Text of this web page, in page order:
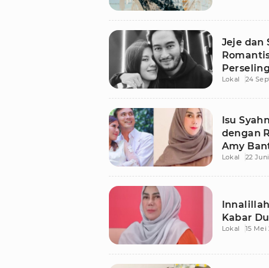
Jeje dan
Qanita
Lokal 24
Isu
dengan
Amy
Lokal 22
Kabar
Lokal 15 Mei